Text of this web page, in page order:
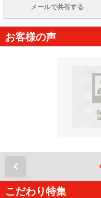
メールで共有する
お客様の声
こだわり特集